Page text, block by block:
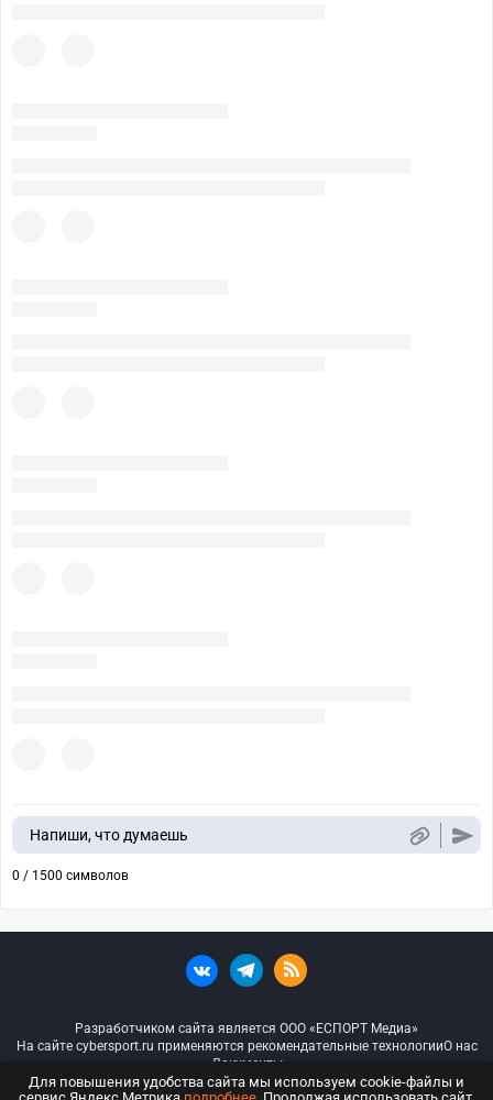
Напиши, что думаешь
0 / 1500 символов
Разработчиком сайта является ООО «ЕСПОРТ Медиа»
На сайте cybersport.ru применяются рекомендательные технологииО нас
Документы
Для повышения удобства сайта мы используем cookie-файлы и